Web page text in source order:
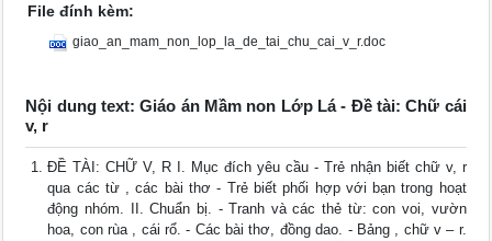
File đính kèm:
giao_an_mam_non_lop_la_de_tai_chu_cai_v_r.doc
Nội dung text: Giáo án Mầm non Lớp Lá - Đề tài: Chữ cái
v, r
ĐỀ TÀI: CHỮ V, R I. Mục đích yêu cầu - Trẻ nhận biết chữ v, r
qua các từ , các bài thơ - Trẻ biết phối hợp với bạn trong hoạt
động nhóm. II. Chuẩn bị. - Tranh và các thẻ từ: con voi, vườn
hoa, con rùa , cái rổ. - Các bài thơ, đồng dao. - Bảng , chữ v – r.